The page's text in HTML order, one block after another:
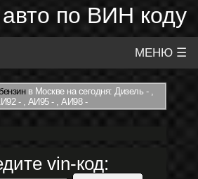
по ВИН коду
МЕНЮ ☰
в Москве на сегодня: Дизель - ,
- , АИ95 - , АИ98 -
vin-код: